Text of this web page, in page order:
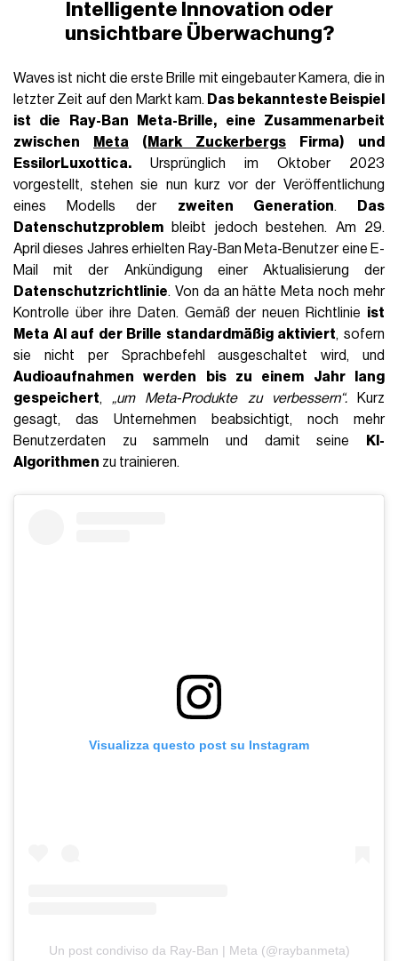
Intelligente Innovation oder
unsichtbare Überwachung?
Waves ist nicht die erste Brille mit eingebauter Kamera, die in
letzter Zeit auf den Markt kam. Das bekannteste Beispiel
ist die
Ray-Ban Meta-Brille, eine Zusammenarbeit
zwischen
Meta ( Mark Zuckerbergs Firma) und
EssilorLuxottica. Ursprünglich im Oktober 2023
vorgestellt, stehen sie nun kurz vor der Veröffentlichung
eines Modells der zweiten Generation.
Das
Datenschutzproblem bleibt jedoch bestehen. Am 29.
April dieses Jahres erhielten Ray-Ban Meta-Benutzer eine E-
Mail mit der Ankündigung einer Aktualisierung der
Datenschutzrichtlinie. Von da an hätte Meta noch mehr
Kontrolle über ihre Daten. Gemäß der neuen Richtlinie ist
Meta AI auf der Brille standardmäßig aktiviert, sofern
sie nicht per Sprachbefehl ausgeschaltet wird, und
Audioaufnahmen werden bis zu einem Jahr lang
gespeichert,„um Meta-Produkte zu verbessern“.Kurz
gesagt, das Unternehmen beabsichtigt, noch mehr
Benutzerdaten zu sammeln und damit seine
KI-
Algorithmen zu trainieren.
Visualizza questo post su Instagram
Un post condiviso da Ray-Ban | Meta (@raybanmeta)